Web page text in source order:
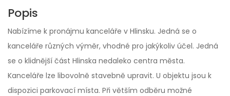
Popis
Nabízíme k pronájmu kanceláře v Hlinsku. Jedná se o
kanceláře různých výměr, vhodné pro jakýkoliv účel. Jedná
se o klidnější část Hlinska nedaleko centra města.
Kanceláře lze libovolně stavebně upravit. U objektu jsou k
dispozici parkovací místa. Při větším odběru možné